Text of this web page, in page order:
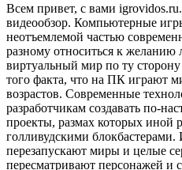
Всем привет, с вами
видеообзор. Компьютерные
неотъемлемой частью
разному относиться к желанию
виртуальный мир по ту
того факта, что на ПК играют
возрастов. Современные
разработчикам создавать по-
проекты, размах которых иной
голливудскими блокбастерами.
перезапускают миры и целые
пересматривают персонажей и